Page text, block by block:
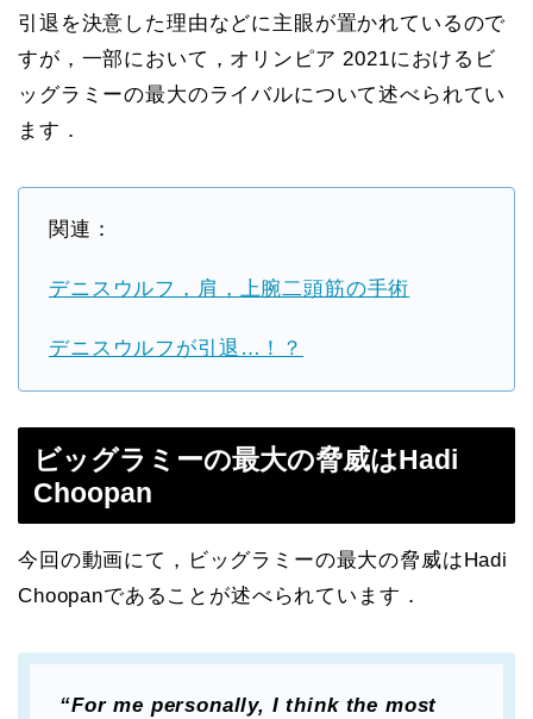
引退を決意した理由などに主眼が置かれているので
すが，一部において，オリンピア 2021におけるビ
ッグラミーの最大のライバルについて述べられてい
ます．
関連：
デニスウルフ，肩，上腕二頭筋の手術
デニスウルフが引退…！？
ビッグラミーの最大の脅威はHadi
Choopan
今回の動画にて，ビッグラミーの最大の脅威はHadi
Choopanであることが述べられています．
“For me personally, I think the most